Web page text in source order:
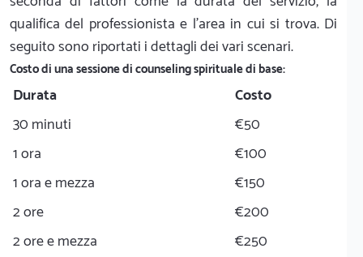
qualifica del professionista e l'area in cui si trova. Di
seguito sono riportati i dettagli dei vari scenari.
Costo di una sessione di counseling spirituale di base:
Durata
Costo
30 minuti
€50
1 ora
€100
1 ora e mezza
€150
2 ore
€200
2 ore e mezza
€250